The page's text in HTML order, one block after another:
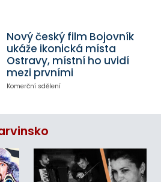
Nový český film Bojovník
ukáže ikonická místa
Ostravy, místní ho uvidí
mezi prvními
Komerční sdělení